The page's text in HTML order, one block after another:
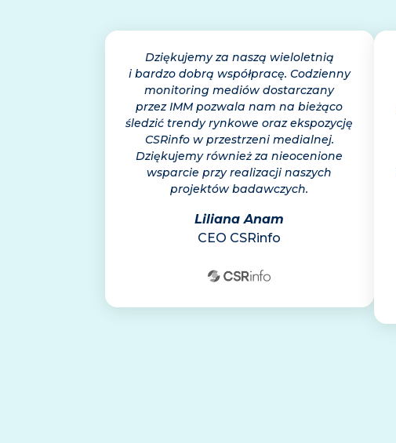
Dziękujemy za naszą wieloletnią
i bardzo dobrą współpracę. Codzienny
monitoring mediów dostarczany
przez IMM pozwala nam na bieżąco
śledzić trendy rynkowe oraz ekspozycję
CSRinfo w przestrzeni medialnej.
Dziękujemy również za nieocenione
wsparcie przy realizacji naszych
projektów badawczych.
Liliana Anam
CEO CSRinfo